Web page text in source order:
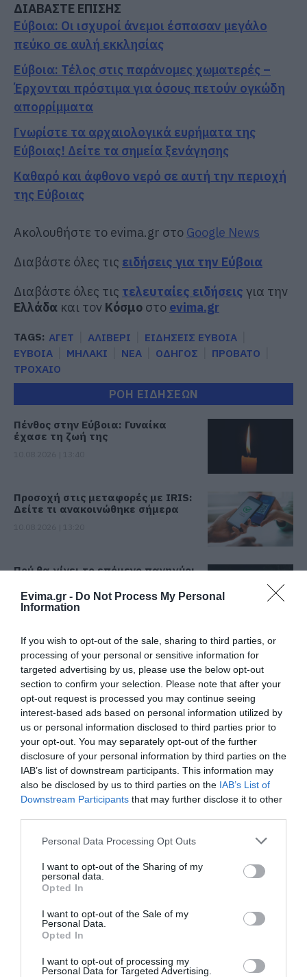
Evima.gr - Do Not Process My Personal
Information
If you wish to opt-out of the sale, sharing to third parties, or
processing of your personal or sensitive information for
targeted advertising by us, please use the below opt-out
section to confirm your selection. Please note that after your
opt-out request is processed you may continue seeing
interest-based ads based on personal information utilized by
us or personal information disclosed to third parties prior to
your opt-out. You may separately opt-out of the further
disclosure of your personal information by third parties on the
IAB’s list of downstream participants. This information may
also be disclosed by us to third parties on the IAB’s List of
Downstream Participants that may further disclose it to other
Please note that this website/app uses one or more Google
not limited to your visit or usage behaviour. You may click to
grant or deny consent to Google and its third-party tags to
use your data for below specified purposes in below Google
consent section.
Personal Data Processing Opt Outs
I want to opt-out of the Sharing of my
personal data.
Opted In
I want to opt-out of the Sale of my
Personal Data.
Opted In
I want to opt-out of processing my
Personal Data for Targeted Advertising.
ΔΙΑΒΑΣΤΕ ΕΠΙΣΗΣ
Εύβοια: Οι ισχυροί άνεμοι έσπασαν μεγάλο
πεύκο σε αυλή εκκλησίας
Εύβοια: Τέλος στις παράνομες χωματερές –
Έρχονται πρόστιμα για όσους πετούν ογκώδη
απορρίμματα
Γνωρίστε τα αρχαιολογικά ευρήματα της
Εύβοιας! Δείτε τα σημεία ξενάγησης
Καθαρό και άφθονο νερό σε αυτή την περιοχή
της Εύβοιας
Ακολουθήστε το evima.gr στο Google News
Διαβάστε όλες τις ειδήσεις για την Εύβοια
Διαβάστε όλες τις τελευταίες ειδήσεις για την
Ελλάδα και τον Κόσμο στο evima.gr
TAGS: ΑΓΕΤ ΑΛΙΒΕΡΙ
ΕΙΔΗΣΕΙΣ ΕΥΒΟΙΑ
ΕΥΒΟΙΑ
ΜΗΛΑΚΙ ΝΕΑ ΟΔΗΓΟΣ
ΠΡΟΒΑΤΟ
ΤΡΟΧΑΙΟ
ΡΟΗ ΕΙΔΗΣΕΩΝ
Πένθος στην Εύβοια: Γυναίκα
έχασε τη ζωή της
Προσοχή στις μεταφορές με IRIS:
Δείτε τι ανακοινώθηκε σήμερα
Πού θα γίνει το επόμενο πανηγύρι
10.08.2026 | 13:00
e-ΕΦΚΑ και ΔΥΠΑ: Ποιοι θα
πάρουν λεφτά τις επόμενες
ημέρες
10.08.2026 | 12:40
Κόκκινος συναγερμός για φωτιά
σήμερα στην Εύβοια – Προσοχή
10.08.2026 | 12:20
Πέθανε κτηνοτρόφος μετά τη
θανάτωση του κοπαδιού του
10.08.2026 | 12:00
Αυτά τα σχολεία αναβαθμίζονται
στην Εύβοια – Τι έργα γίνονται –
Δείτε εικόνες
Αύγουστος στην Εύβοια: Τι θα
χωριού
Όλες οι τελευταίες ειδήσεις
ΠΕΡΙΣΣΟΤΕΡΑ ΑΠΟ ΕΙΔΗΣΕΙΣ ΕΥΒΟΙΑ